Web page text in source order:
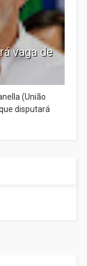
vaga de
(União
disputará